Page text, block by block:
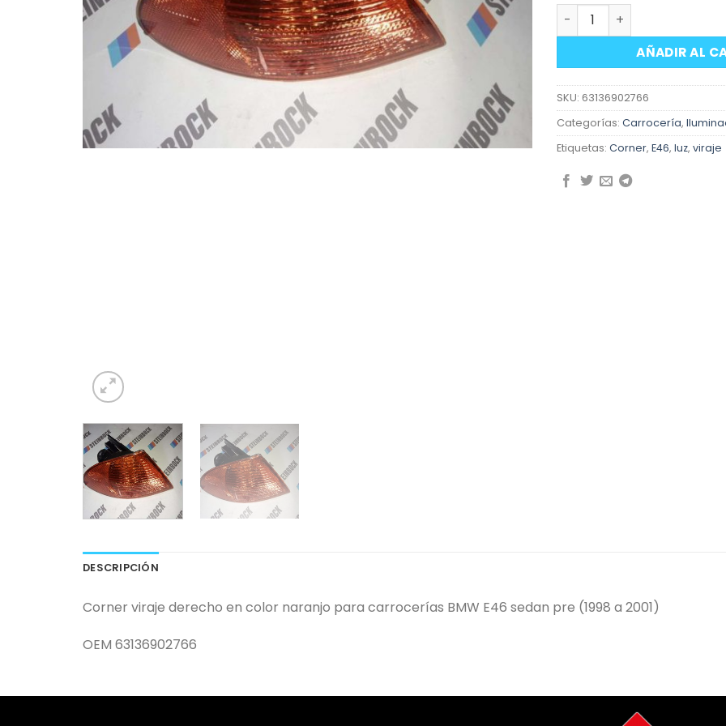
Corner viraje derecho
AÑADIR AL
SKU: 63136902766
Categorías: Carrocería,
Etiquetas: Corner, E46, luz, viraje
DESCRIPCIÓN
Corner viraje derecho en color naranjo para carrocerías BMW E46 sedan pre (1998 a 2001)
OEM 63136902766